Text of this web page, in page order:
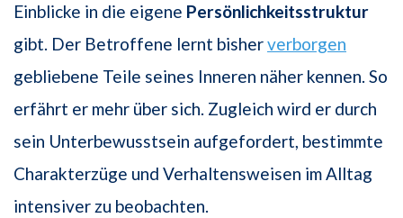
Einblicke in die eigene Persönlichkeitsstruktur
gibt. Der Betroffene lernt bisherverborgen
gebliebene Teile seines Inneren näher kennen. So
erfährt er mehr über sich. Zugleich wird er durch
sein Unterbewusstsein aufgefordert, bestimmte
Charakterzüge und Verhaltensweisen im Alltag
intensiver zu beobachten.